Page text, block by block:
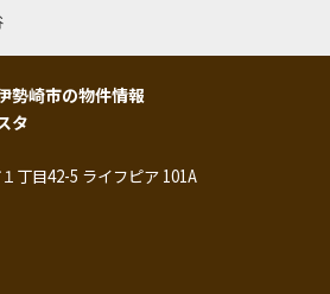
勢崎市の物件情報
タ
丁目42-5 ライフピア 101A